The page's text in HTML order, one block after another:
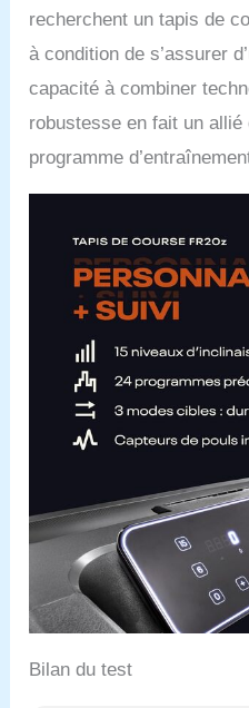
recherchent un tapis de
à condition de s’assurer
capacité à combiner
robustesse en fait un
programme
Bilan du test